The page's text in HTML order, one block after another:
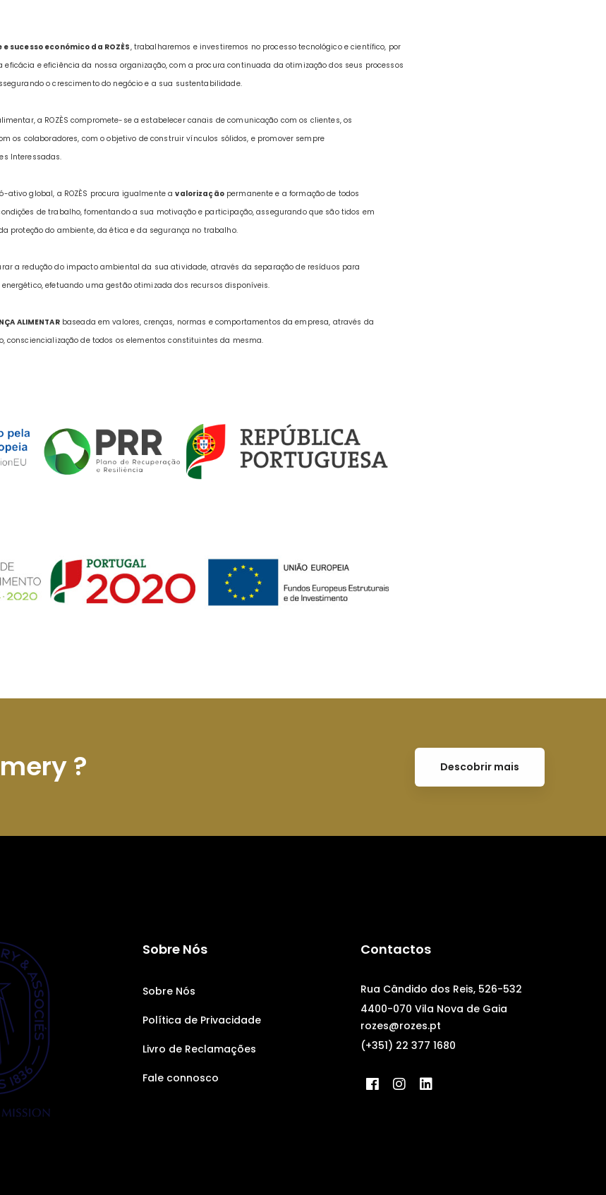
sucesso económico da ROZÈS, trabalharemos e investiremos no processo tecnológico e científico, por
eficácia e eficiência da nossa organização, com a procura continuada da otimização dos seus processos
o crescimento do negócio e a sua sustentabilidade.
a ROZÈS compromete-se a estabelecer canais de comunicação com os clientes, os
os colaboradores, com o objetivo de construir vínculos sólidos, e promover sempre
Interessadas.
ativo global, a ROZÈS procura igualmente avalorizaçãopermanente e a formação de todos
de trabalho, fomentando a sua motivação e participação, assegurando que são tidos em
proteção do ambiente, da ética e da segurança no trabalho.
a redução do impacto ambiental da sua atividade, através da separação de resíduos para
efetuando uma gestão otimizada dos recursos disponíveis.
ALIMENTARbaseada em valores, crenças, normas e comportamentos da empresa, através da
consciencialização de todos os elementos constituintes da mesma.
? Descobrir mais
Sobre Nós
Sobre Nós
Política de Privacidade
Livro de Reclamações
Fale connosco
Contactos
Rua Cândido dos Reis, 526-532
4400-070 Vila Nova de Gaia
rozes@rozes.pt
(+351) 22 377 1680